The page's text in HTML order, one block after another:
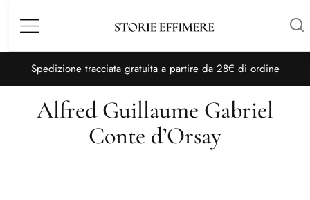
Menù
Spedizione tracciata gratuita a partire da 28€ di ordine
Alfred Guillaume Gabriel
Conte d’Orsay